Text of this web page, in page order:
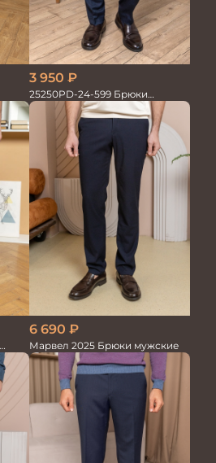
3 950 ₽
25250PD-24-599 Брюки
мужские
6 690 ₽
Марвел 2025 Брюки мужские